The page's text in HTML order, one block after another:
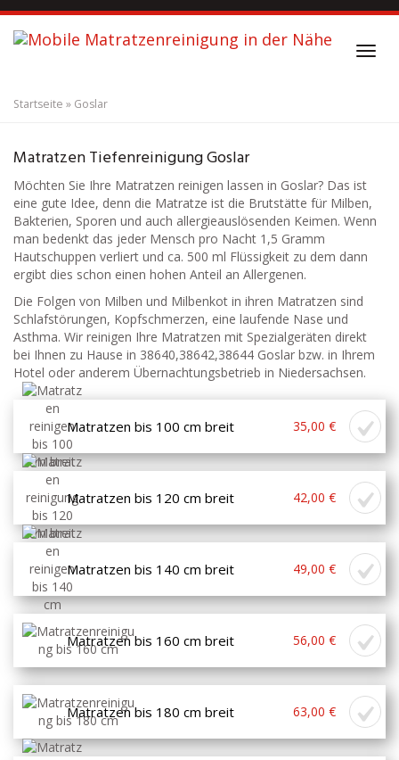
S
T
v
i
g
t
Startseite » Goslar
Matratzen Tiefenreinigung Goslar
Möchten Sie Ihre Matratzen reinigen lassen in Goslar? Das ist
eine gute Idee, denn die Matratze ist die Brutstätte für Milben,
Bakterien, Sporen und auch allergieauslösenden Keimen. Wenn
man bedenkt das jeder Mensch pro Nacht 1,5 Gramm
Hautschuppen verliert und ca. 500 ml Flüssigkeit zu dem dann
ergibt dies schon einen hohen Anteil an Allergenen.
Die Folgen von Milben und Milbenkot in ihren Matratzen sind
Schlafstörungen, Kopfschmerzen, eine laufende Nase und
Asthma. Wir reinigen Ihre Matratzen mit Spezialgeräten direkt
bei Ihnen zu Hause in 38640,38642,38644 Goslar bzw. in Ihrem
Hotel oder anderem Übernachtungsbetrieb in Niedersachsen.
Matratzen bis 100 cm breit 35,00 €
Matratzen bis 120 cm breit 42,00 €
Matratzen bis 140 cm breit 49,00 €
Matratzen bis 160 cm breit 56,00 €
Matratzen bis 180 cm breit 63,00 €